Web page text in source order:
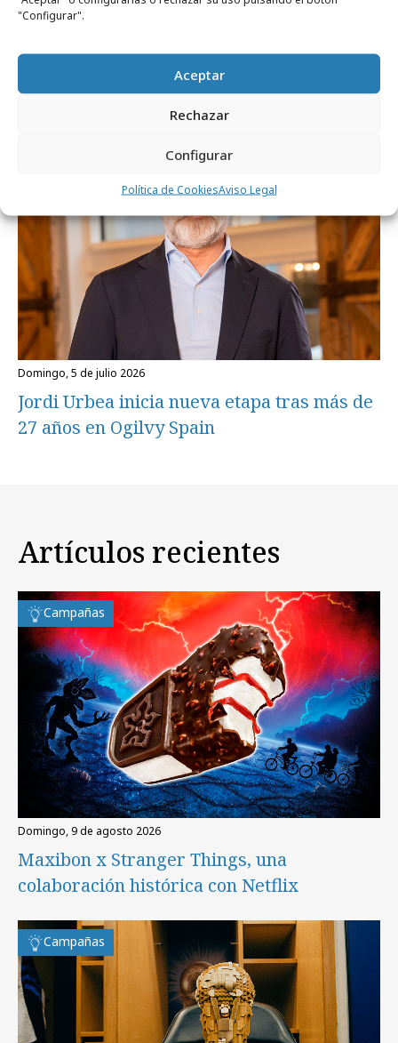
"Configurar".
Aceptar
Rechazar
Configurar
Política de CookiesAviso Legal
martes, 7 de julio 2026
nueva Managing Director
domingo, 5 de julio 2026
Jordi Urbea inicia nueva etapa tras más de
27 años en Ogilvy Spain
Artículos recientes
Campañas
domingo, 9 de agosto 2026
Maxibon x Stranger Things, una
colaboración histórica con Netflix
Campañas